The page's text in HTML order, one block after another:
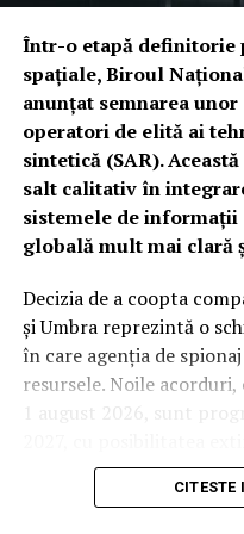
prioritățile Casei Albe.
acest moment,
majore. Printre victimele
numără finanțarea de
cuirasatul din clasa
pentru cinci contracte
muniție, esențiale în
Spectrul „Shutdown-
blocaj administrativ
Miza acestei dispute
intrând adânc în
blocaj guvernamental
reconfigura
Fără o reconciliere
cea a Camerei în
Într-o etapă
spațiale, Biroul
anunțat semnarea
operatori de elită ai
sintetică (SAR).
salt calitativ în
sistemele de
globală mult mai clară
Decizia de a coopta
și Umbra reprezintă o
în care agenția de
resursele. Noile
1 august 2026, sunt
2029. Deși valorile
cauza bugetului
CITESTE